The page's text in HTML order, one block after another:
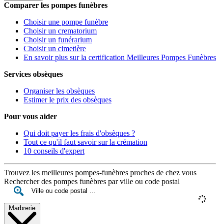
Comparer les pompes funèbres
Choisir une pompe funèbre
Choisir un crematorium
Choisir un funérarium
Choisir un cimetière
En savoir plus sur la certification Meilleures Pompes Funèbres
Services obsèques
Organiser les obsèques
Estimer le prix des obsèques
Pour vous aider
Qui doit payer les frais d'obsèques ?
Tout ce qu'il faut savoir sur la crémation
10 conseils d'expert
Trouvez les meilleures pompes-funèbres proches de chez vous
Rechercher des pompes funèbres par ville ou code postal
Marbrerie